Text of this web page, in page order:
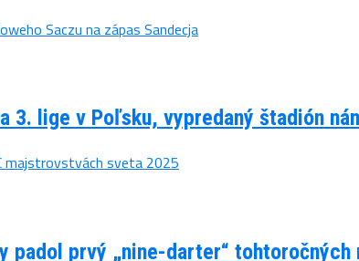
3. lige v Poľsku, vypredaný štadión
padol prvý „nine-darter“